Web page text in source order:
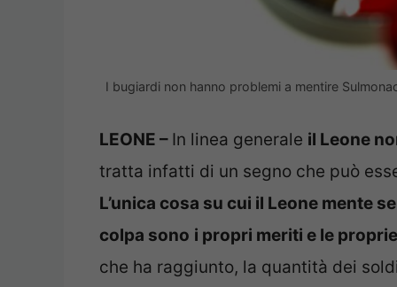
I bugiardi non hanno problemi a mentire
LEONE – In linea generale il Leone
tratta infatti di un segno che può
L’unica cosa su cui il Leone mente
colpa sono i propri meriti e le
che ha raggiunto, la quantità dei